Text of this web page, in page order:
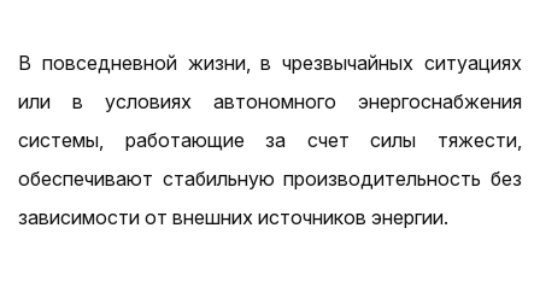
В повседневной жизни, в чрезвычайных ситуациях
или в условиях автономного энергоснабжения
системы, работающие за счет силы тяжести,
обеспечивают стабильную производительность без
зависимости от внешних источников энергии.